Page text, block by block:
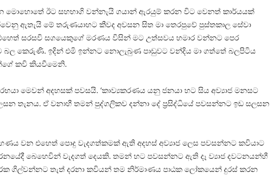
මොහොතේ ඊට සහභාගි වන්නැයි ගයාන් ඇරයුම් කරන විට වෙනත් කාර්යයක්
ඇතැයි මේ තරුණයාහට කීවද අවසන සිත මා තෙරපුවේ පුස්තකාල සේවා
සරසවි සගයෙකුගේ මරණය විසින් මට උත්සවය හමාර වන්නට පෙර
බල කෙරුණි. ඉදින් එමි ඉන්නට නොලැබුණ පාඩුවට වන්දිය මා ගත්තේ බලපිටිය
කවි කියවීමෙනි.
මෙවන් අදහසක් පවසයි. ‘කාව්‍යකරණය යනු ජනයා හට සිය අව්‍යාජ මනසට
තැනය. ඒ වනාහී තමන් පුද්ගලිකව දන්නා දේ ප්‍රසිද්ධියේ පවසන්නට ඉඩ සලසන
වන එහෙත් පොදු වැදගත්කමක් ඇති අදහස් අව්‍යාජ ලෙස පවසන්නට කවියාට
බෙහෙවින් වැදගත් දෙයකි. තමන් හට පවසන්නට ඇති දෑ ව්‍යාජ දවටනයන්හී
ගිල්වන්නට තැත් දරනා කවියන් තම නිර්මාණය පාඨක ලෝකයෙන් දුරස් කරන